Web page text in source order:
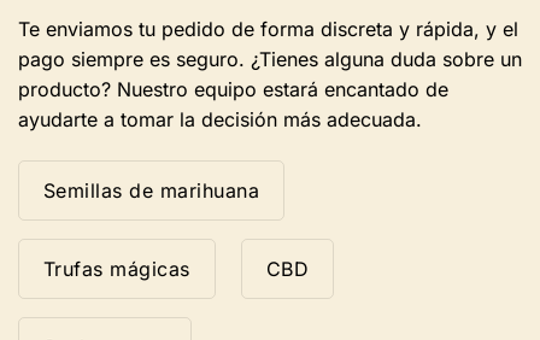
Te enviamos tu pedido de forma discreta y rápida, y el
pago siempre es seguro. ¿Tienes alguna duda sobre un
producto? Nuestro equipo estará encantado de
ayudarte a tomar la decisión más adecuada.
Semillas de marihuana
Trufas mágicas CBD